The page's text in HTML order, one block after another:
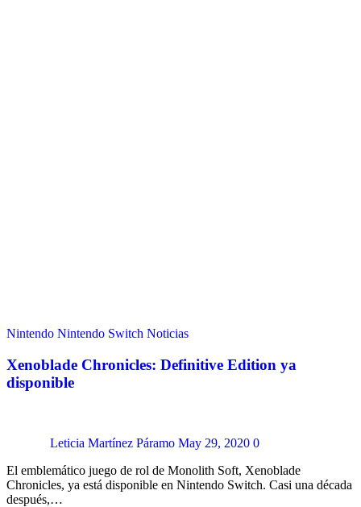
Nintendo Nintendo Switch Noticias
Xenoblade Chronicles: Definitive Edition ya
disponible
Leticia Martínez Páramo May 29, 2020 0
El emblemático juego de rol de Monolith Soft, Xenoblade
Chronicles, ya está disponible en Nintendo Switch. Casi una década
después,…